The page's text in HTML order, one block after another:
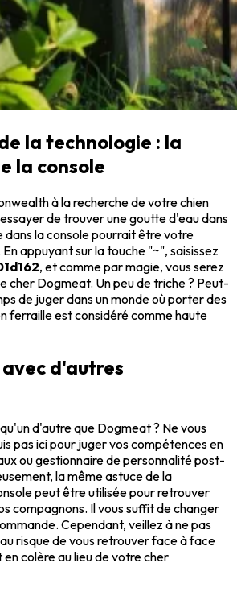
la technologie : la
la console
à la recherche de votre chien
de trouver une goutte d'eau dans
dans la console pourrait être votre
appuyant sur la touche "~", saisissez
, et comme par magie, vous serez
cher Dogmeat. Un peu de triche ? Peut-
de juger dans un monde où porter des
ferraille est considéré comme haute
d'autres
d'autre que Dogmeat ? Ne vous
pas ici pour juger vos compétences en
ou gestionnaire de personnalité post-
la même astuce de la
peut être utilisée pour retrouver
compagnons. Il vous suffit de changer
Cependant, veillez à ne pas
risque de vous retrouver face à face
colère au lieu de votre cher